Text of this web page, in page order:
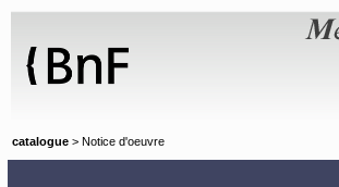
catalogue > Notice d'oeuvre